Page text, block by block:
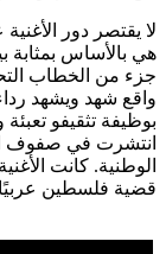
لا يقتصر دور
هي بالأساس بمثابة
جزء من الخطاب
واقع شهد ويشهد
بوظيفة تثقيفو
انتشرت في صفوف
الوطنية. كانت
قضية فلسطين